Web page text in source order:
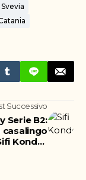
Successivo
Serie B2:
Kondor